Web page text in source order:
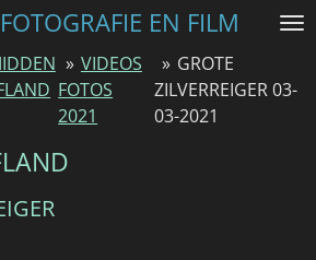
EN FILM
» VIDEOS
FOTOS
2021
» GROTE
ZILVERREIGER 03-
03-2021